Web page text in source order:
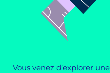
Vous venez d’explorer